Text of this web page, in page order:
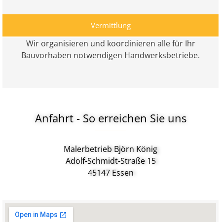
Vermittlung
Wir organisieren und koordinieren alle für Ihr
Bauvorhaben notwendigen Handwerksbetriebe.
Anfahrt - So erreichen Sie uns
Malerbetrieb Björn König
Adolf-Schmidt-Straße 15
45147 Essen